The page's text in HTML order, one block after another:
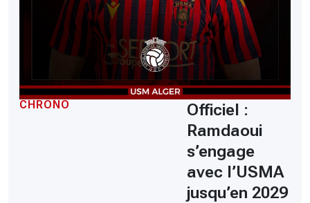
CHRONO
Officiel :
Ramdaoui
s’engage
avec l’USMA
jusqu’en 2029